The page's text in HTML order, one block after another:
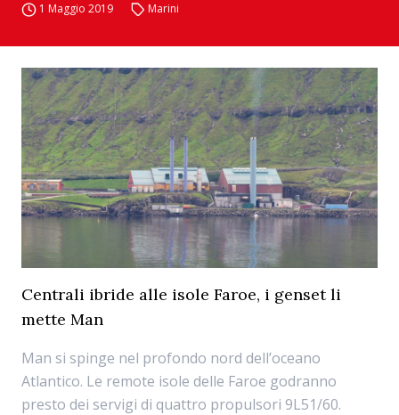
1 Maggio 2019 Marini
Centrali ibride alle isole Faroe, i genset li
mette Man
Man si spinge nel profondo nord dell’oceano
Atlantico. Le remote isole delle Faroe godranno
presto dei servigi di quattro propulsori 9L51/60.